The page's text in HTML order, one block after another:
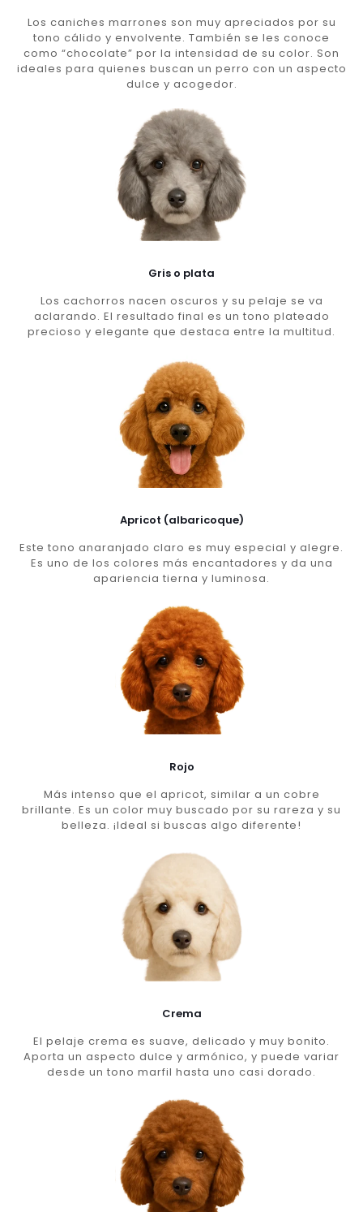
Los caniches marrones son muy apreciados por su
tono cálido y envolvente. También se les conoce
como “chocolate” por la intensidad de su color. Son
ideales para quienes buscan un perro con un aspecto
dulce y acogedor.
Gris o plata
Los cachorros nacen oscuros y su pelaje se va
aclarando. El resultado final es un tono plateado
precioso y elegante que destaca entre la multitud.
Apricot (albaricoque)
Este tono anaranjado claro es muy especial y alegre.
Es uno de los colores más encantadores y da una
apariencia tierna y luminosa.
Rojo
Más intenso que el apricot, similar a un cobre
brillante. Es un color muy buscado por su rareza y su
belleza. ¡Ideal si buscas algo diferente!
Crema
El pelaje crema es suave, delicado y muy bonito.
Aporta un aspecto dulce y armónico, y puede variar
desde un tono marfil hasta uno casi dorado.